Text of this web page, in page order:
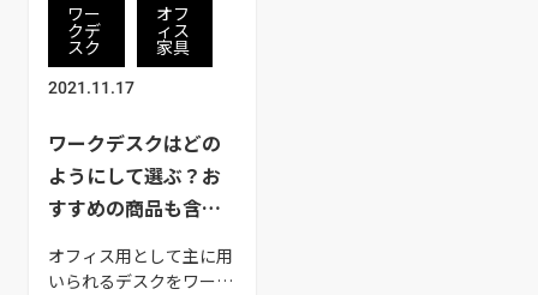
ワー
クデ
スク
オフ
ィス
家具
2021.11.17
ワークデスクはどの
ようにして選ぶ？お
すすめの商品も含め
オフィス用として主に用
いられるデスクをワーク